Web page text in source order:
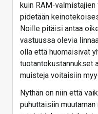
kuin RAM-
pidetään
Noille pitäisi antaa
vastuussa olevia
olla että huomaisivat
tuotantokustannukset
muisteja voitaisiin
Nythän on niin että
puhuttaisiin